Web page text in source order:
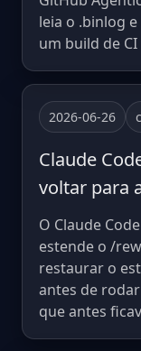
leia o .binlog
um build de
2026-06-26
Claude
voltar para
O Claude
estende o /
restaurar o
antes de
que antes